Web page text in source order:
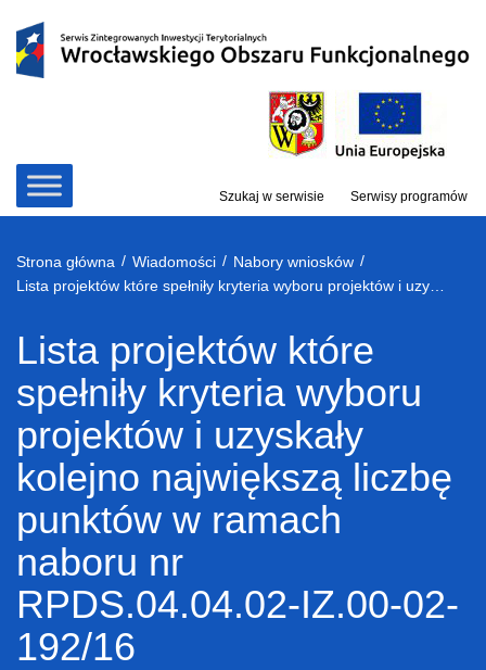
treści
Szukaj w serwisie Serwisy programów
Strona główna / Wiadomości / Nabory wniosków /
Lista projektów które
spełniły kryteria wyboru
projektów i uzyskały
kolejno największą liczbę
punktów w ramach
naboru nr
RPDS.04.04.02-IZ.00-02-
192/16